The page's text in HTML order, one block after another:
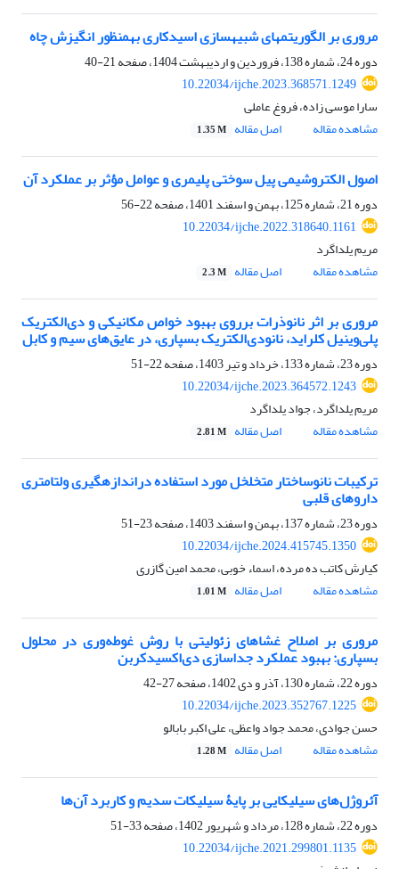
مروری بر الگوریتمهای شبیهسازی اسیدکاری بهمنظور انگیزش چاه
دوره 24، شماره 138، فروردین و اردیبهشت 1404، صفحه
21-40
10.22034/ijche.2023.368571.1249
سارا موسی زاده، فروغ عاملی
مشاهده مقاله
اصل مقاله 1.35 M
اصول الکتروشیمی پیل سوختی پلیمری و عوامل مؤثر بر عملکرد آن
دوره 21، شماره 125، بهمن و اسفند 1401، صفحه
22-56
10.22034/ijche.2022.318640.1161
مریم یلداگرد
مشاهده مقاله
اصل مقاله 2.3 M
مروری بر اثر نانوذرات برروی بهبود خواص مکانیکی و دی‌الکتریک
پلی‌وینیل کلراید، نانودی‌الکتریک بسپاری، در عایق‌های سیم و کابل
دوره 23، شماره 133، خرداد و تیر 1403، صفحه
22-51
10.22034/ijche.2023.364572.1243
مریم یلداگرد، جواد یلداگرد
مشاهده مقاله
اصل مقاله 2.81 M
ترکیبات نانوساختار متخلخل مورد استفاده دراندازه‎گیری ولتامتری
داروهای قلبی
دوره 23، شماره 137، بهمن و اسفند 1403، صفحه
23-51
10.22034/ijche.2024.415745.1350
کیارش کاتب ده مرده، اسماء خوبی، محمد امین گازری
مشاهده مقاله
اصل مقاله 1.01 M
مروری بر اصلاح غشاهای زئولیتی با روش غوطه‌وری در محلول
بسپاری: بهبود عملکرد جداسازی دی‌اکسیدکربن
دوره 22، شماره 130، آذر و دی 1402، صفحه
27-42
10.22034/ijche.2023.352767.1225
حسن جوادی، محمد جواد واعظی، علی اکبر بابالو
مشاهده مقاله
اصل مقاله 1.28 M
آئروژل‌های سیلیکایی بر پایۀ سیلیکات سدیم و کاربرد آن‌ها
دوره 22، شماره 128، مرداد و شهریور 1402، صفحه
33-51
10.22034/ijche.2021.299801.1135